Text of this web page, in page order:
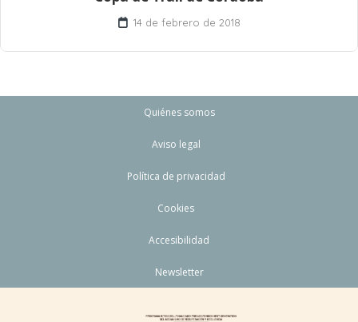
14 de febrero de 2018
Quiénes somos
Aviso legal
Política de privacidad
Cookies
Accesibilidad
Newsletter